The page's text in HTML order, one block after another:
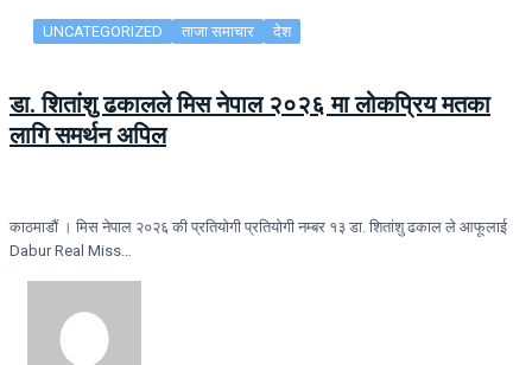
UNCATEGORIZED ताजा समाचार देश
डा. शितांशु ढकालले मिस नेपाल २०२६ मा लोकप्रिय मतका
लागि समर्थन अपिल
काठमाडौं । मिस नेपाल २०२६ की प्रतियोगी प्रतियोगी नम्बर १३ डा. शितांशु ढकाल ले आफूलाई
Dabur Real Miss…